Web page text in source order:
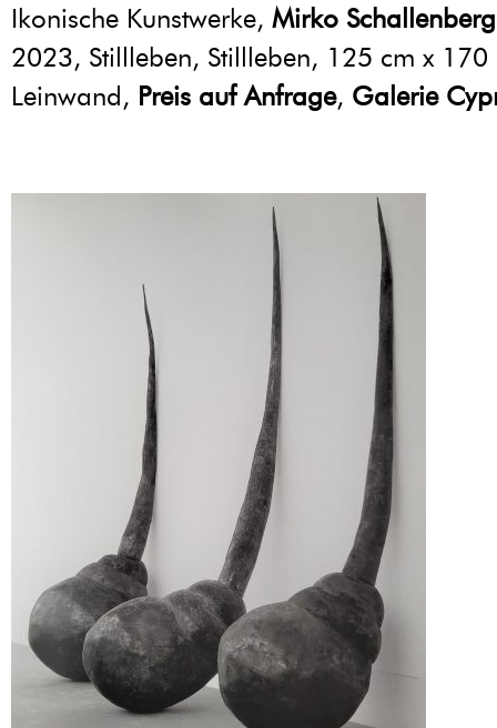
Ikonische Kunstwerke, Mirko Schallenberg
2023, Stillleben, Stillleben, 125 cm x
Leinwand, Preis auf Anfrage, Galerie